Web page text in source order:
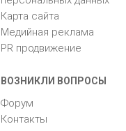
Карта сайта
Медийная реклама
PR продвижение
ВОЗНИКЛИ ВОПРОСЫ
Форум
Контакты